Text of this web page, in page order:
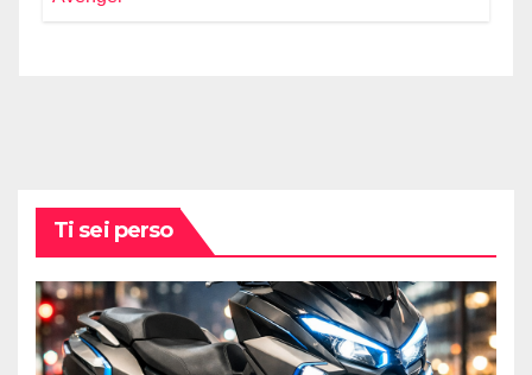
Ti sei perso